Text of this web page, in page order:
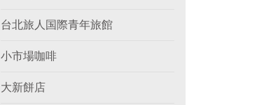
台北旅人国際青年旅館
小市場咖啡
大新餅店